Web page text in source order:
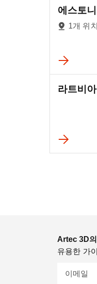
에스토
1개 위
라트비아
Artec 3D
유용한 가
이메일